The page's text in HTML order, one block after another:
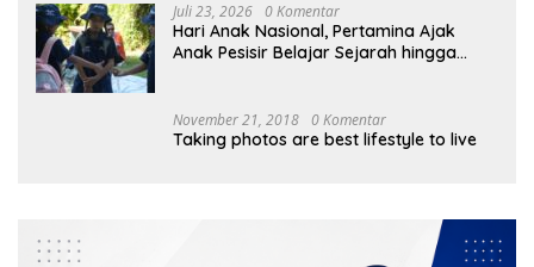
Juli 23, 2026 0 Komentar
Hari Anak Nasional, Pertamina Ajak
Anak Pesisir Belajar Sejarah hingga
November 21, 2018 0 Komentar
Taking photos are best lifestyle to live